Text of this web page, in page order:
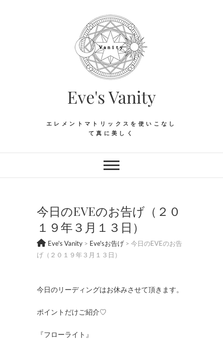
Eve's Vanity
エレメントマトリックスを使いこなし
て真に美しく
今日のEVEのお告げ（２０
１９年３月１３日）
Eve's Vanity > Eve'sお告げ > 今日のEVEのお告
げ（２０１９年３月１３日）
今日のリーディングはお休みさせて頂きます。
ポイントだけご紹介♡
『フローライト』